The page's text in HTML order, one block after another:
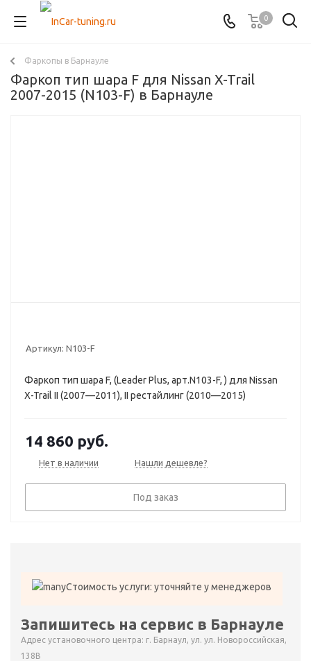
0
Фаркопы в Барнауле
Фаркоп тип шара F для Nissan X-Trail
2007-2015 (N103-F) в Барнауле
Артикул: N103-F
Фаркоп тип шара F, (Leader Plus, арт.N103-F, ) для Nissan
X-Trail II (2007—2011), II рестайлинг (2010—2015)
14 860 руб.
Нет в наличии Нашли дешевле?
Под заказ
Стоимость услуги: уточняйте у менеджеров
Запишитесь на сервис в Барнауле
Адрес установочного центра: г. Барнаул, ул. ул. Новороссийская,
138В